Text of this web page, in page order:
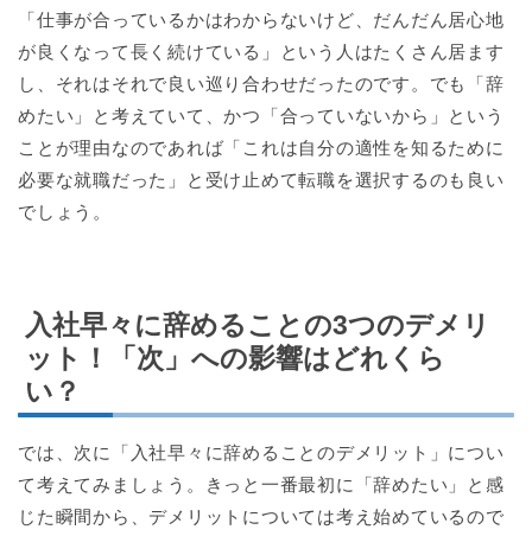
「仕事が合っているかはわからないけど、だんだん居心地
が良くなって長く続けている」という人はたくさん居ます
し、それはそれで良い巡り合わせだったのです。でも「辞
めたい」と考えていて、かつ「合っていないから」という
ことが理由なのであれば「これは自分の適性を知るために
必要な就職だった」と受け止めて転職を選択するのも良い
でしょう。
入社早々に辞めることの3つのデメリ
ット！「次」への影響はどれくら
い？
では、次に「入社早々に辞めることのデメリット」につい
て考えてみましょう。きっと一番最初に「辞めたい」と感
じた瞬間から、デメリットについては考え始めているので